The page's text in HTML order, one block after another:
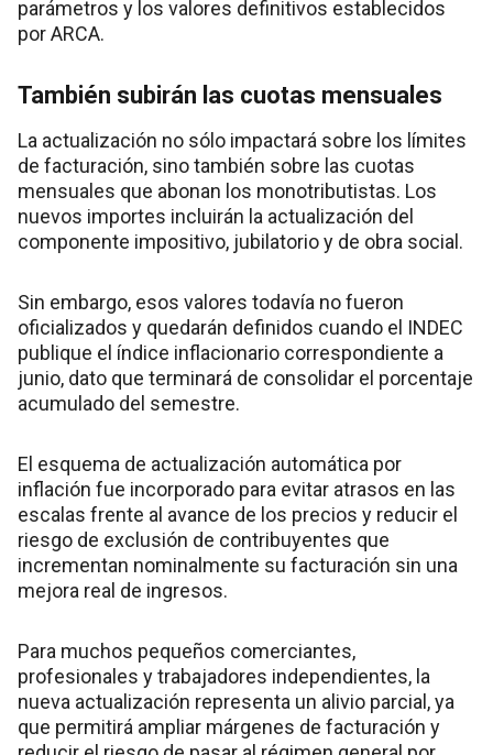
parámetros y los valores definitivos establecidos
por ARCA.
También subirán las cuotas mensuales
La actualización no sólo impactará sobre los límites
de facturación, sino también sobre las cuotas
mensuales que abonan los monotributistas. Los
nuevos importes incluirán la actualización del
componente impositivo, jubilatorio y de obra social.
Sin embargo, esos valores todavía no fueron
oficializados y quedarán definidos cuando el INDEC
publique el índice inflacionario correspondiente a
junio, dato que terminará de consolidar el porcentaje
acumulado del semestre.
El esquema de actualización automática por
inflación fue incorporado para evitar atrasos en las
escalas frente al avance de los precios y reducir el
riesgo de exclusión de contribuyentes que
incrementan nominalmente su facturación sin una
mejora real de ingresos.
Para muchos pequeños comerciantes,
profesionales y trabajadores independientes, la
nueva actualización representa un alivio parcial, ya
que permitirá ampliar márgenes de facturación y